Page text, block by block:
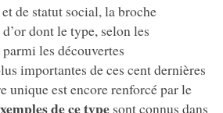
de statut social, la broche
dont le type, selon les
les découvertes
importantes de ces cent dernières
unique est encore renforcé par le
de ce typesont connus dans